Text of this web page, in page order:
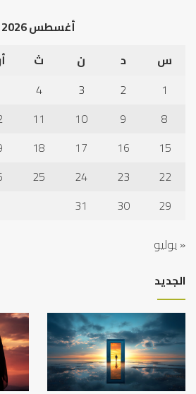
أغسطس 2026
س
د ن ث
1
2
3
4
8
9
10
11
15
16
17
18
22
23
24
25
29
30
31
« يوليو
الجديد